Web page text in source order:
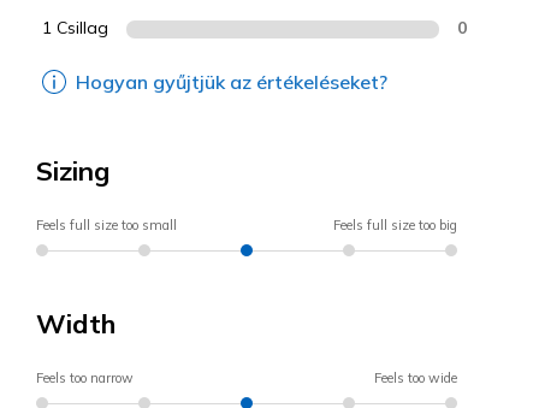
1 Csillag 0
Hogyan gyűjtjük az értékeléseket?
Sizing
Feels full size too small Feels full size too big
Width
Feels too narrow Feels too wide